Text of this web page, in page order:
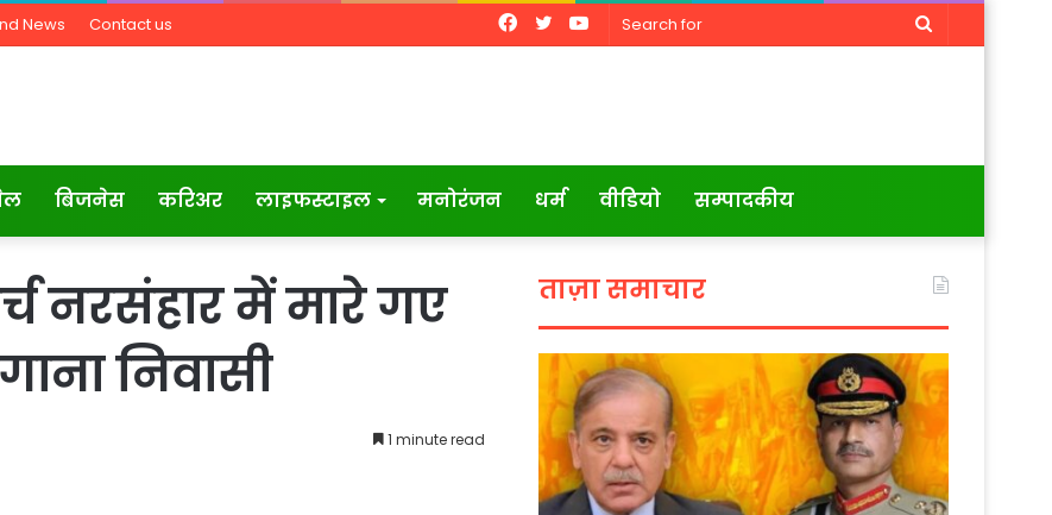
News Contact us
Search
YouTube
Twitter
Facebook
बिजनेस करिअर लाइफस्टाइल मनोरंजन धर्म वीडियो सम्पादकीय
नरसंहार में मारे गए
निवासी
1 minute read
ताज़ा समाचार